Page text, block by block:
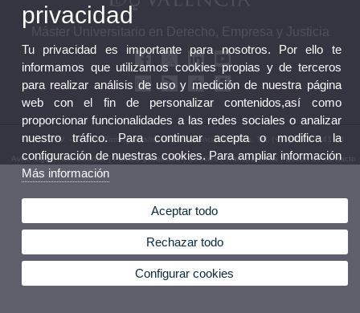
Máster Universitario en Derecho, Empresa y Justicia
© 2026 UV. - Av. dels Tarongers s/n, 46022 Valencia. España. Tel. (+34) 96 386 41 00
Aviso legal|Accesibilidad|Política privacidad|Cookies|Transparencia |Buzón de contacto
privacidad
Tu privacidad es importante para nosotros. Por ello te
informamos que utilizamos cookies propias y de terceros
para realizar análisis de uso y medición de nuestra página
web con el fin de personalizar contenidos,así como
proporcionar funcionalidades a las redes sociales o analizar
nuestro tráfico. Para continuar acepta o modifica la
configuración de nuestras cookies. Para ampliar información
Más información
Aceptar todo
Rechazar todo
Configurar cookies